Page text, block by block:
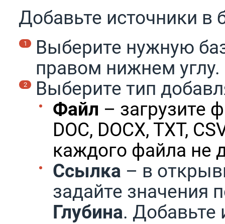
Добавьте источники в
Выберите нужную
правом нижнем углу.
Выберите тип
Файл – загрузите
DOC, DOCX, TXT,
каждого файла не
Ссылка – в
задайте значения
Глубина. Добавьте